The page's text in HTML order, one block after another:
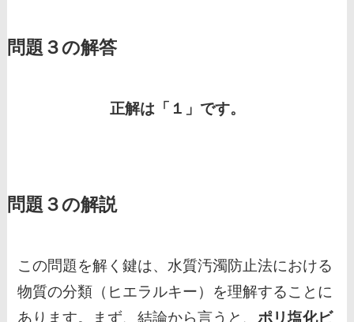
問題３の解答
正解は「１」です。
問題３の解説
この問題を解く鍵は、水質汚濁防止法における
物質の分類（ヒエラルキー）を理解することに
あります。まず、結論から言うと、ポリ塩化ビ